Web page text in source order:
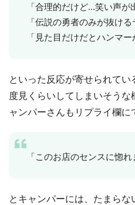
「合理的だけど...笑い声が
「伝説の勇者のみが抜ける
「見た目だけだとハンマ
といった反応が寄せられて
度見くらいしてしまいそう
ャンパーさんもリプライ欄に
「このお店のセンスに惚れ
とキャンパーには、たまらな